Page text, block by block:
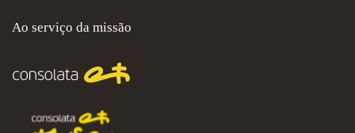
Ao serviço da missão